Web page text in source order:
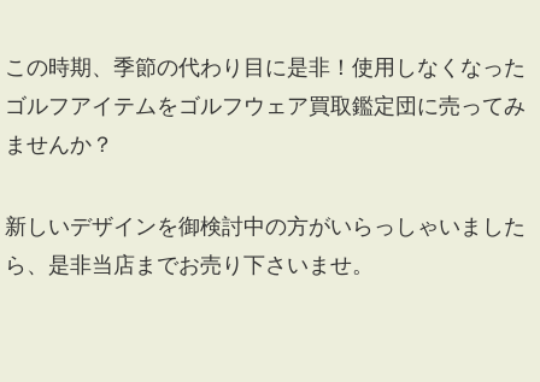
この時期、季節の代わり目に是非！使用しなくなった
ゴルフアイテムをゴルフウェア買取鑑定団に売ってみ
ませんか？
新しいデザインを御検討中の方がいらっしゃいました
ら、是非当店までお売り下さいませ。